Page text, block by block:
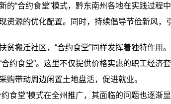
“合约食堂”模式，黔东南州各地在实践过程
资源的优化配置。同时，持续倡导节俭新风，
搬迁社区，“合约食堂”同样发挥着独特作用
合约食堂”。这里不仅提供价格实惠的职工经济
购带动周边闲置土地盘活，促进就业。
堂”模式在全州推广，其面临的问题也逐渐